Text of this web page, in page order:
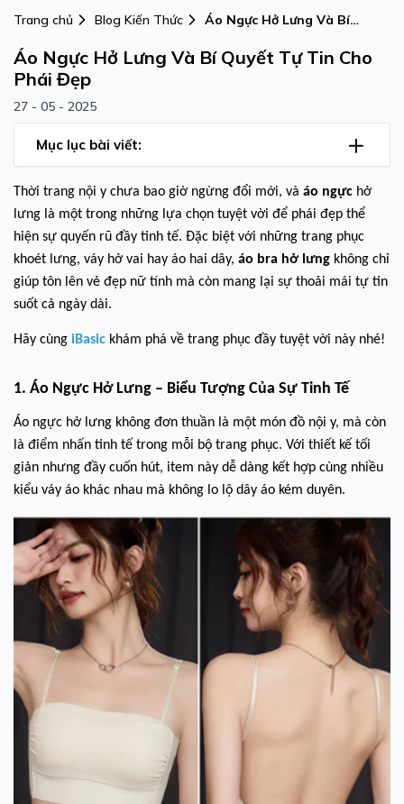
Trang chủ Blog Kiến Thức
Áo Ngực Hở Lưng Và Bí
Áo Ngực Hở Lưng Và Bí Quyết Tự Tin Cho
Phái Đẹp
27 - 05 - 2025
Mục lục bài viết:
Thời trang nội y chưa bao giờ ngừng đổi mới, và áo ngực hở
lưng là một trong những lựa chọn tuyệt vời để phái đẹp thể
hiện sự quyến rũ đầy tinh tế. Đặc biệt với những trang phục
khoét lưng, váy hở vai hay áo hai dây, áo bra hở lưng không chỉ
giúp tôn lên vẻ đẹp nữ tính mà còn mang lại sự thoải mái tự tin
suốt cả ngày dài.
Hãy cùng iBasic khám phá về trang phục đầy tuyệt vời này nhé!
1. Áo Ngực Hở Lưng – Biểu Tượng Của Sự Tinh Tế
Áo ngực hở lưng không đơn thuần là một món đồ nội y, mà còn
là điểm nhấn tinh tế trong mỗi bộ trang phục. Với thiết kế tối
giản nhưng đầy cuốn hút, item này dễ dàng kết hợp cùng nhiều
kiểu váy áo khác nhau mà không lo lộ dây áo kém duyên.